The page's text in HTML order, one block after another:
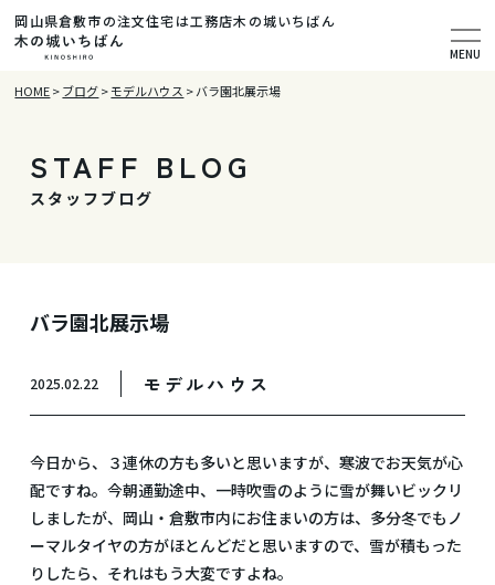
岡山県倉敷市の注文住宅は工務店木の城いちばん
MENU
HOME>ブログ>モデルハウス >バラ園北展示場
STAFF BLOG
スタッフブログ
バラ園北展示場
2025.02.22 モデルハウス
今日から、３連休の方も多いと思いますが、寒波でお天気が心
配ですね。今朝通勤途中、一時吹雪のように雪が舞いビックリ
しましたが、岡山・倉敷市内にお住まいの方は、多分冬でもノ
ーマルタイヤの方がほとんどだと思いますので、雪が積もった
りしたら、それはもう大変ですよね。